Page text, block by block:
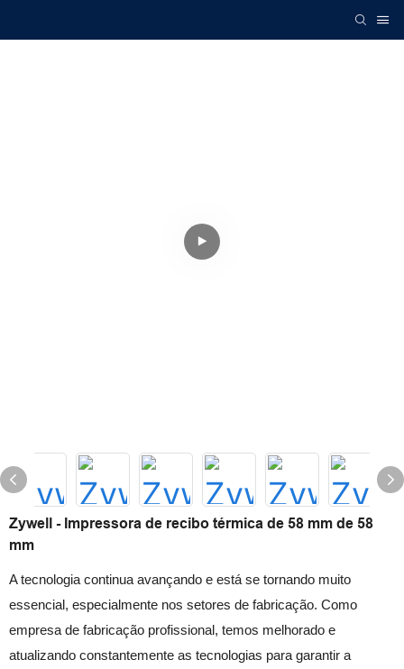
Zywell - Impressora de recibo térmica de 58 mm de 58
mm
A tecnologia continua avançando e está se tornando muito
essencial, especialmente nos setores de fabricação. Como
empresa de fabricação profissional, temos melhorado e
atualizando constantemente as tecnologias para garantir a